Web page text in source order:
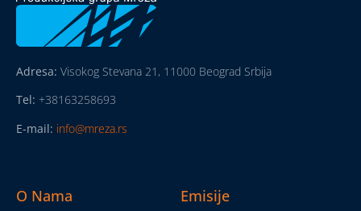
Adresa: Visokog Stevana 21, 11000 Beograd Srbija
Tel: +38163258693
E-mail: info@mreza.rs
O Nama Emisije